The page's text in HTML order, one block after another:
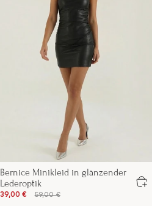
Bernice Minikleid in glänzender
Lederoptik
39,00 € 59,00 €